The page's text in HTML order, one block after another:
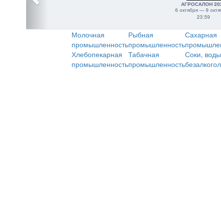
АГРОСАЛОН
6 октября — 9
23:59
Молочная
промышленность
Рыбная
промышленность
Сахарная
Хлебопекарная
промышленность
Табачная
промышленность
Соки,